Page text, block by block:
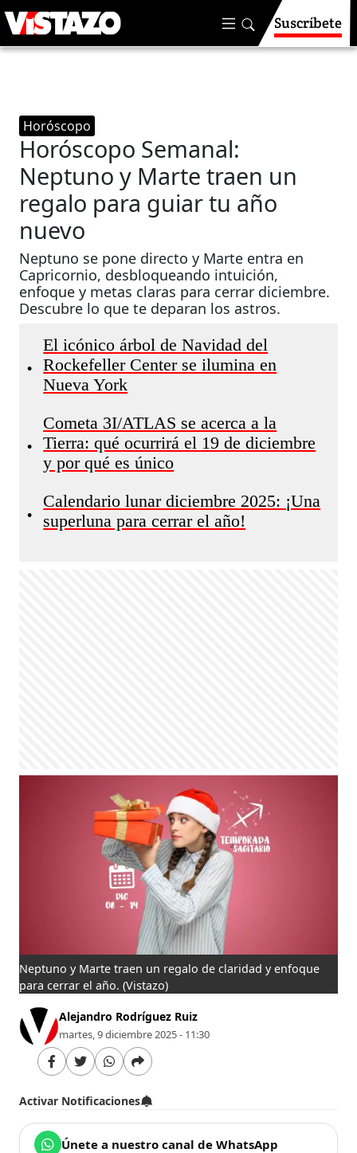
Suscríbete
Horóscopo
Horóscopo Semanal:
Neptuno y Marte traen un
regalo para guiar tu año
nuevo
Neptuno se pone directo y Marte entra en
Capricornio, desbloqueando intuición,
enfoque y metas claras para cerrar diciembre.
Descubre lo que te deparan los astros.
•
El icónico árbol de Navidad del
Rockefeller Center se ilumina en
Nueva York
•
Cometa 3I/ATLAS se acerca a la
Tierra: qué ocurrirá el 19 de diciembre
y por qué es único
•
Calendario lunar diciembre 2025: ¡Una
superluna para cerrar el año!
Neptuno y Marte traen un regalo de claridad y enfoque
para cerrar el año. (Vistazo)
Alejandro Rodríguez Ruiz
martes, 9 diciembre 2025 - 11:30
Activar Notificaciones
Únete a nuestro canal de WhatsApp